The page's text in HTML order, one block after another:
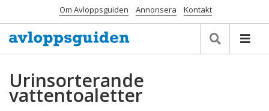
Om Avloppsguiden Annonsera Kontakt
Urinsorterande
vattentoaletter